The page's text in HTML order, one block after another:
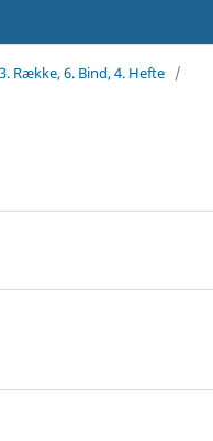
Række, 6. Bind, 4. Hefte /